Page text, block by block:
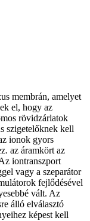
membrán, amelyet
el, hogy az
rövidzárlatok
szigetelőknek kell
ionok gyors
az áramkört az
iontranszport
vagy a szeparátor
fejlődésével
vált. Az
álló elválasztó
képest kell